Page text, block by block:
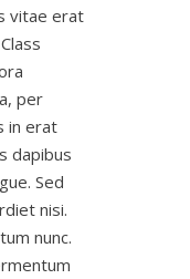
vitae erat
per
in erat
dapibus
Sed
nisi.
nunc.